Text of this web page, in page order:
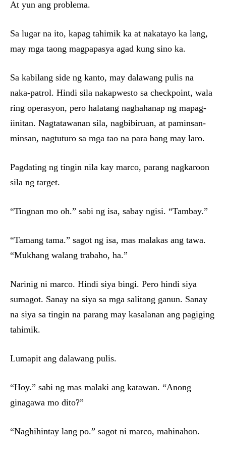
At yun ang problema.
Sa lugar na ito, kapag tahimik ka at nakatayo ka lang,
may mga taong magpapasya agad kung sino ka.
Sa kabilang side ng kanto, may dalawang pulis na
naka-patrol. Hindi sila nakapwesto sa checkpoint, wala
ring operasyon, pero halatang naghahanap ng mapag-
iinitan. Nagtatawanan sila, nagbibiruan, at paminsan-
minsan, nagtuturo sa mga tao na para bang may laro.
Pagdating ng tingin nila kay marco, parang nagkaroon
sila ng target.
“Tingnan mo oh.” sabi ng isa, sabay ngisi. “Tambay.”
“Tamang tama.” sagot ng isa, mas malakas ang tawa.
“Mukhang walang trabaho, ha.”
Narinig ni marco. Hindi siya bingi. Pero hindi siya
sumagot. Sanay na siya sa mga salitang ganun. Sanay
na siya sa tingin na parang may kasalanan ang pagiging
tahimik.
Lumapit ang dalawang pulis.
“Hoy.” sabi ng mas malaki ang katawan. “Anong
ginagawa mo dito?”
“Naghihintay lang po.” sagot ni marco, mahinahon.